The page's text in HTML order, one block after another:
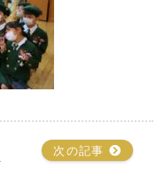
次の記事